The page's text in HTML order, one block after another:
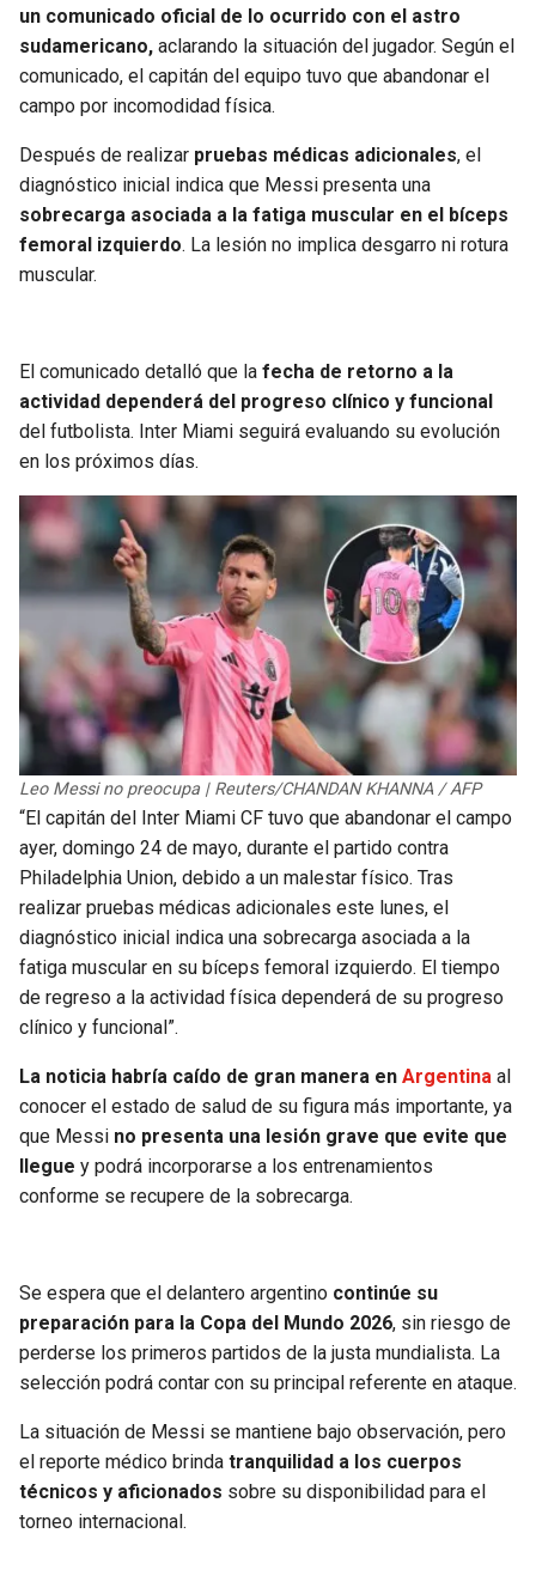
LIONS
PACKERS
VIKINGS
FALCONS
BUCCANEERS
NUGGETS
TIMBERWOLVES
THUNDER
TRAIL BLAZERS
un comunicado oficial de lo ocurrido con el astro
sudamericano, aclarando la situación del jugador. Según el
comunicado, el capitán del equipo tuvo que abandonar el
campo por incomodidad física.
Después de realizar pruebas médicas adicionales, el
diagnóstico inicial indica que Messi presenta una
sobrecarga asociada a la fatiga muscular en el bíceps
femoral izquierdo. La lesión no implica desgarro ni rotura
muscular.
El comunicado detalló que la fecha de retorno a la
actividad dependerá del progreso clínico y funcional
del futbolista. Inter Miami seguirá evaluando su evolución
en los próximos días.
Leo Messi no preocupa | Reuters/CHANDAN KHANNA / AFP
“El capitán del Inter Miami CF tuvo que abandonar el campo
ayer, domingo 24 de mayo, durante el partido contra
Philadelphia Union, debido a un malestar físico. Tras
realizar pruebas médicas adicionales este lunes, el
diagnóstico inicial indica una sobrecarga asociada a la
fatiga muscular en su bíceps femoral izquierdo. El tiempo
de regreso a la actividad física dependerá de su progreso
clínico y funcional”.
La noticia habría caído de gran manera en Argentina al
conocer el estado de salud de su figura más importante, ya
que Messi no presenta una lesión grave que evite que
llegue y podrá incorporarse a los entrenamientos
conforme se recupere de la sobrecarga.
Se espera que el delantero argentino continúe su
preparación para la Copa del Mundo 2026, sin riesgo de
perderse los primeros partidos de la justa mundialista. La
selección podrá contar con su principal referente en ataque.
La situación de Messi se mantiene bajo observación, pero
el reporte médico brinda tranquilidad a los cuerpos
técnicos y aficionados sobre su disponibilidad para el
torneo internacional.